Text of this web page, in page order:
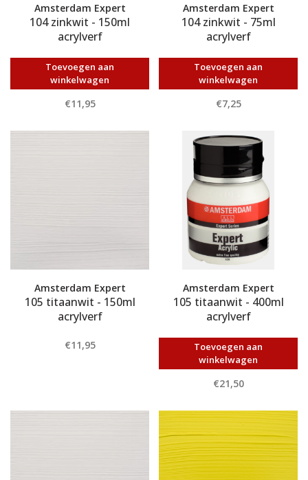
Amsterdam Expert
104 zinkwit - 150ml
acrylverf
Toevoegen aan
winkelwagen
€11,95
Amsterdam Expert
104 zinkwit - 75ml
acrylverf
Toevoegen aan
winkelwagen
€7,25
Amsterdam Expert
105 titaanwit - 150ml
acrylverf
€11,95
Amsterdam Expert
105 titaanwit - 400ml
acrylverf
Toevoegen aan
winkelwagen
€21,50